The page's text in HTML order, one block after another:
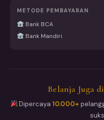
METODE PEMBAYARAN
Bank BCA
Bank Mandiri
Belanja Juga
Dipercaya10.000+